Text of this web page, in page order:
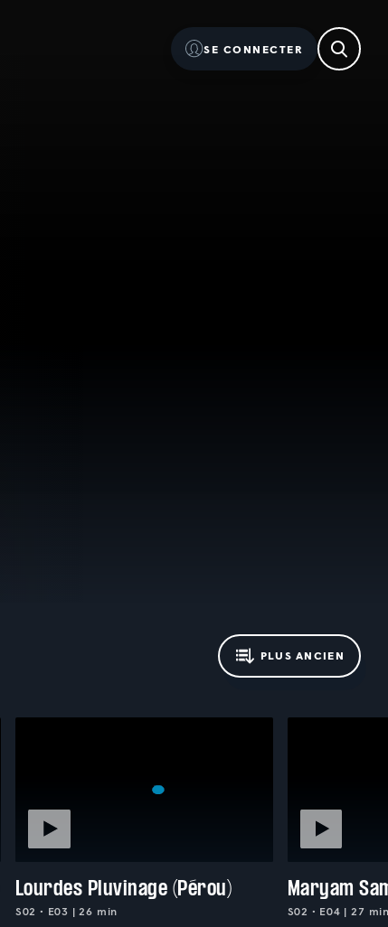
SE CONNECTER
PLUS ANCIEN
Lourdes Pluvinage (Pérou)
S02 • E03 | 26 min
Maryam
S02 • E04 | 27